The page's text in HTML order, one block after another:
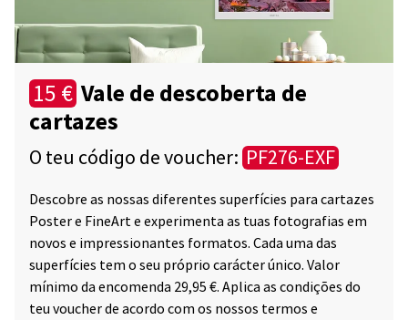
15 € Vale de descoberta de
cartazes
O teu código de voucher: PF276-EXF
Descobre as nossas diferentes superfícies para cartazes
Poster e FineArt e experimenta as tuas fotografias em
novos e impressionantes formatos. Cada uma das
superfícies tem o seu próprio carácter único. Valor
mínimo da encomenda 29,95 €. Aplica as condições do
teu voucher de acordo com os nossos termos e